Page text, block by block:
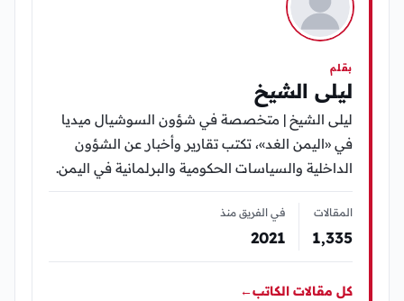
بقلم
ليلى الشيخ
ليلى الشيخ | متخصصة في شؤون السوشيال ميديا
في «اليمن الغد»، تكتب تقارير وأخبار عن الشؤون
الداخلية والسياسات الحكومية والبرلمانية في اليمن.
المقالات
1٬335
في الفريق منذ
2021
كل مقالات الكاتب←